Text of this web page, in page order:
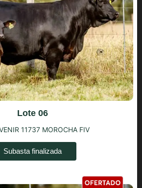
Lote 06
11737 MOROCHA FIV
Subasta finalizada